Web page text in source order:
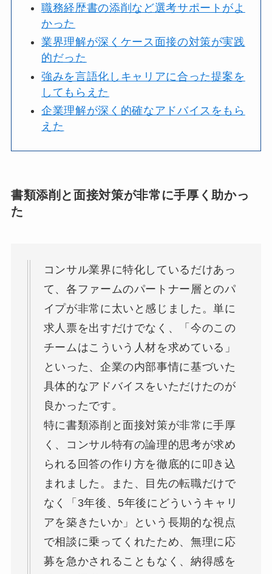
職務経歴書の添削など選考サポートがよ
かった
業界理解が深くケース面接の対策が実践
的だった
強みを言語化しキャリアに合った提案を
してもらえた
企業理解が深く的確なアドバイスをもら
えた
書類添削と面接対策が非常に手厚く助かっ
た
コンサル業界に特化しているだけあっ
て、各ファームのパートナー層とのパ
イプが非常に太いと感じました。単に
求人票を出すだけでなく、「今のこの
チームはこういう人材を求めている」
といった、企業の内部事情に基づいた
具体的なアドバイスをいただけたのが
良かったです。
特に書類添削と面接対策が非常に手厚
く、コンサル特有の論理的思考が求め
られる回答の作り方を徹底的に叩き込
まれました。また、目先の転職だけで
なく「3年後、5年後にどういうキャリ
アを築きたいか」という長期的な視点
で相談に乗ってくれたため、無理に応
募を急かされることもなく、納得感を